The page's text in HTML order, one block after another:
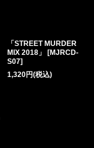
「STREET MURDER
MIX 2018」
[MJRCD-
S07]
1,320円(税込)